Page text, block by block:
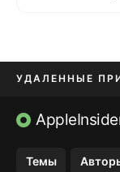
УДАЛЕННЫЕ
ПРИЛОЖЕНИЯ БЕЗ
Темы